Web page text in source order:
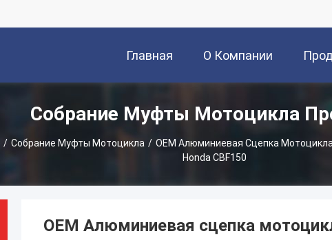
Главная
Страница
О Компании
Собрание Муфты Мотоцикла
/ Собрание Муфты Мотоцикла / OEM Алюминиевая Сцепка
Honda CBF150
OEM Алюминиевая сцепка